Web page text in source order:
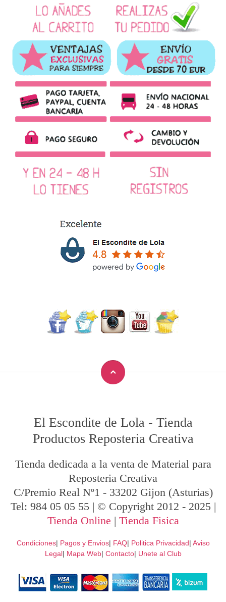
El Escondite de Lola - Tienda
Productos Reposteria Creativa
Tienda dedicada a la venta de Material para
Reposteria Creativa
C/Premio Real Nº1 - 33202 Gijon (Asturias)
Tel: 984 05 05 55 | © Copyright 2012 - 2025 |
Tienda Online | Tienda Fisica
Condiciones| Pagos y Envios| FAQ| Politica Privacidad| Aviso
Legal| Mapa Web| Contacto| Unete al Club